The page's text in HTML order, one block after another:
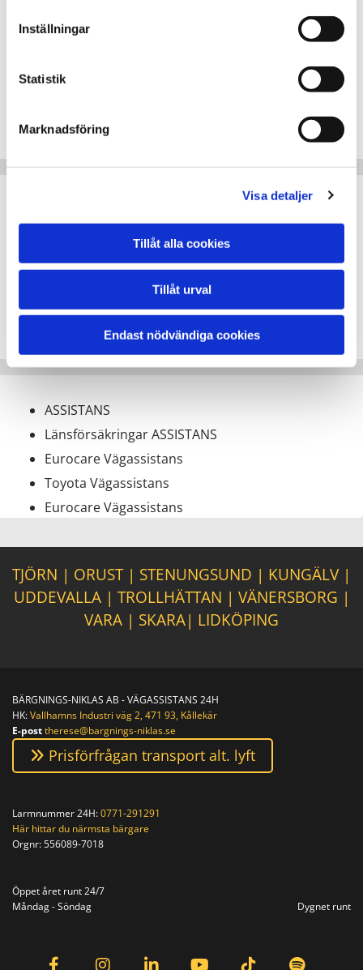
Inställningar
Statistik
Marknadsföring
Visa detaljer
Tillåt alla cookies
Tillåt urval
Endast nödvändiga cookies
Mobility assistance
Mobile24 assistance
SAAB assistance
Solid Vägassistans
Mitsubishi Assistance
MAP VÄGASSISTANS
ASSISTANS
Länsförsäkringar ASSISTANS
Eurocare Vägassistans
Toyota Vägassistans
Eurocare Vägassistans
TJÖRN | ORUST| STENUNGSUND | KUNGÄLV|
UDDEVALLA| TROLLHÄTTAN | VÄNERSBORG |
VARA | SKARA| LIDKÖPING
BÄRGNINGS-NIKLAS AB - VÄGASSISTANS 24H
HK:Vallhamns Industri väg 2, 471 93, Kållekär
E-posttherese@bargnings-niklas.se
Prisförfrågan transport alt. lyft
Larmnummer 24H:0771-291291
Här hittar du närmsta bärgare
Orgnr:556089-7018
Öppet året runt 24/7
Måndag - Söndag
Dygnet runt